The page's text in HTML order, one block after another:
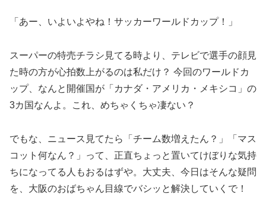
「あー、いよいよやね！サッカーワールドカップ！」
スーパーの特売チラシ見てる時より、テレビで選手の顔見
た時の方が心拍数上がるのは私だけ？ 今回のワールドカ
ップ、なんと開催国が「カナダ・アメリカ・メキシコ」の
3カ国なんよ。これ、めちゃくちゃ凄ない？
でもな、ニュース見てたら「チーム数増えたん？」「マス
コット何なん？」って、正直ちょっと置いてけぼりな気持
ちになってる人もおるはずや。大丈夫、今日はそんな疑問
を、大阪のおばちゃん目線でバシッと解決していくで！